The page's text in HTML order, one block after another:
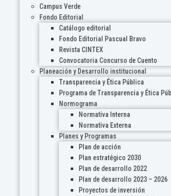
Campus Verde
Fondo Editorial
Catálogo editorial
Fondo Editorial Pascual Bravo
Revista CINTEX
Convocatoria Concurso de Cuento
Planeación y Desarrollo institucional
Transparencia y Ética Pública
Programa de Transparencia y Ética
Normograma
Normativa Interna
Normativa Externa
Planes y Programas
Plan de acción
Plan estratégico 2030
Plan de desarrollo 2022
Plan de desarrollo 2023 – 2026
Proyectos de inversión